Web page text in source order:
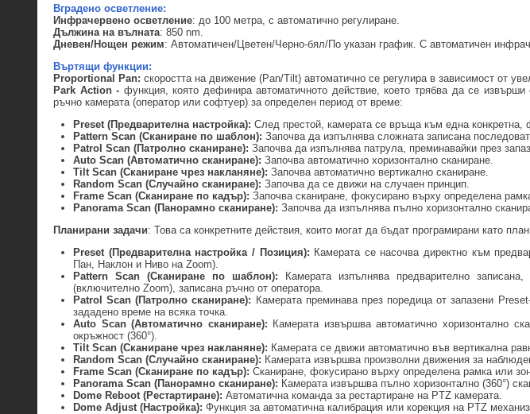
Вградено осветление:
Инфрачервено осветление: до 100 метра, с автоматично регулиране.
Дължина на вълната: 850 nm.
Дневен/Нощен режим: Автоматичен/Цветен/Черно-бял/По указан график. С автоматичен
Въртящи функции:
Proportional Pan: скоростта на движение (Pan/Tilt) автоматично се регулира в зависимост от
Park Action- функция, която дефинира автоматичното действие, което трябва да се
ръчно камерата (оператор или софтуер) за определен период от време:
Preset (Предварителна настройка): След престой, камерата се връща към една конкретна,
Pattern Scan (Сканиране по шаблон): Започва да изпълнява сложната записана
Patrol Scan (Патролно сканиране): Започва да изпълнява патрула, преминавайки през
Auto Scan (Автоматично сканиране): Започва автоматично хоризонтално сканиране.
Tilt Scan (Сканиране чрез накланяне): Започва автоматично вертикално сканиране.
Random Scan (Случайно сканиране): Започва да се движи на случаен принцип.
Frame Scan (Сканиране по кадър): Започва сканиране, фокусирано върху определена
Panorama Scan (Панорамно сканиране): Започва да изпълнява пълно хоризонтално
Планирани задачи: Това са конкретните действия, които могат да бъдат програмирани като
Preset (Предварителна настройка / Позиция): Камерата се насочва директно към
Пан, Наклон и Ниво на Zoom).
Pattern Scan (Сканиране по шаблон): Камерата изпълнява предварително
(включително Zoom), записана ръчно от оператора.
Patrol Scan (Патролно сканиране): Камерата преминава през поредица от запазени
зададено време на всяка точка.
Auto Scan (Автоматично сканиране): Камерата извършва автоматично хоризонтално
окръжност (360°).
Tilt Scan (Сканиране чрез накланяне): Камерата се движи автоматично във вертикална
Random Scan (Случайно сканиране): Камерата извършва произволни движения за
Frame Scan (Сканиране по кадър): Сканиране, фокусирано върху определена рамка или
Panorama Scan (Панорамно сканиране): Камерата извършва пълно хоризонтално (360°)
Dome Reboot (Рестартиране): Автоматична команда за рестартиране на PTZ камерата.
Dome Adjust (Настройка): Функция за автоматична калибрация или корекция на PTZ